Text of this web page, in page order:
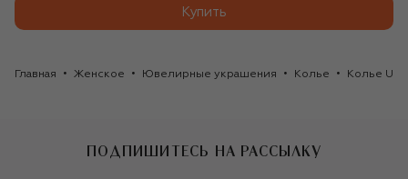
Купить
Главная Женское Ювелирные украшения Колье Колье
ПОДПИШИТЕСЬ НА РАССЫЛКУ